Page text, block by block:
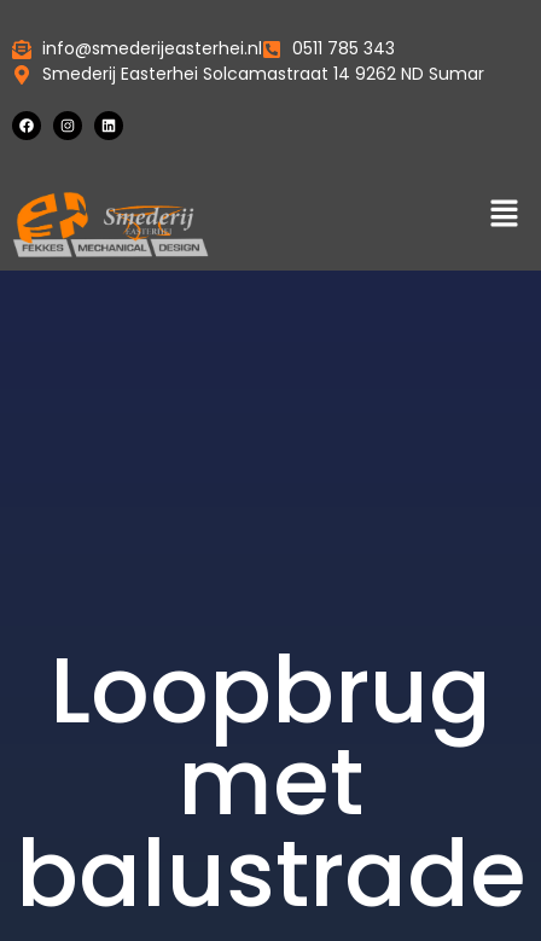
info@smederijeasterhei.nl
0511 785 343
Smederij Easterhei Solcamastraat 14 9262 ND Sumar
Loopbrug
met
balustrade